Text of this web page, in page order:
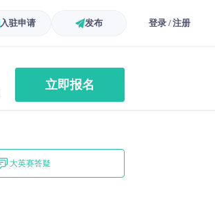
入驻申请 发布 登录 / 注册
立即报名
大英赛答疑